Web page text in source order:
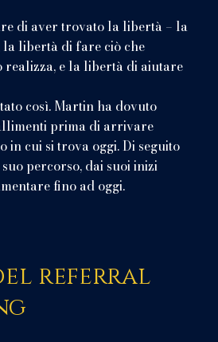
di aver trovato la libertà – la
libertà di fare ciò che
realizza, e la libertà di aiutare
così. Martin ha dovuto
prima di arrivare
in cui si trova oggi. Di seguito
percorso, dai suoi inizi
fino ad oggi.
del referral